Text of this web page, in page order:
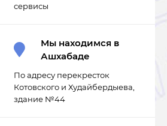
сервисы
Мы находимся в
Ашхабаде
По адресу перекресток
Котовского и Худайбердыева,
здание №44